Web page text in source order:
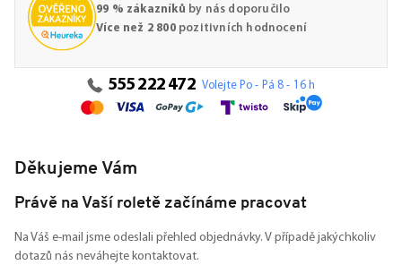
99 % zákazníků by nás doporučilo
Více než 2 800pozitivních hodnocení
555 222 472 Volejte Po - Pá 8 - 16 h
Děkujeme Vám
Právě na Vaší roletě začínáme pracovat
Na Váš e-mail jsme odeslali přehled objednávky. V případě jakýchkoliv
dotazů nás neváhejte kontaktovat.